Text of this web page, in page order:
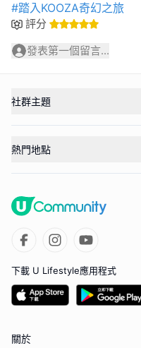
#踏入KOOZA奇幻之旅
評分
發表第一個留言...
社群主題
熱門地點
下載 U Lifestyle應用程式
關於